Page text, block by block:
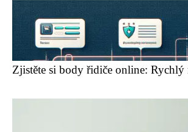
Zjistěte si body řidiče online: Rychlý